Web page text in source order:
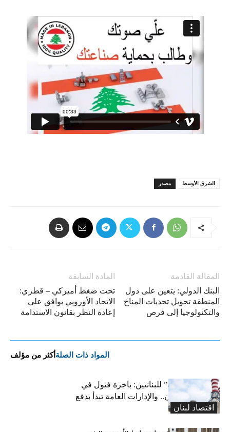
مصدر الشرق الأوسط
المادة السابقة
تحت ضغط أميركي – قطري:
الاتحاد الأوروبي يوافق على
إعادة النظر بقانون الاستدامة
المقالة القادمة
البنك الدولي: يتعين على دول
المنطقة تحويل تحديات المناخ
والتكنولوجيا إلى فرص
المواد ذات الصلة أكثر من مؤلف
اقتصاد لبنان
بشرى “كهربائية” للبنانيين: باخرة فيول في
طريقها إلى لبنان.. والإدارات العامة تبدأ بدفع
متوجباتها